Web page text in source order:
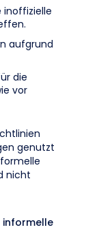
inoffizielle
aufgrund
die
vor
genutzt
nicht
informelle